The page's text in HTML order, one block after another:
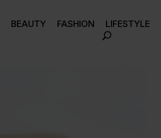
BEAUTY FASHION LIFESTYLE